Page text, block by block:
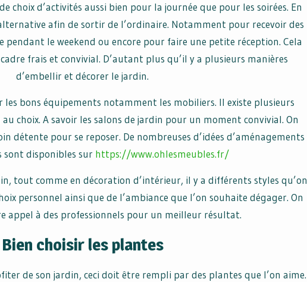
choix d’activités aussi bien pour la journée que pour les soirées. En
afin de sortir de l’ordinaire. Notamment pour recevoir des
pendant le weekend ou encore pour faire une petite réception. Cela
frais et convivial. D’autant plus qu’il y a plusieurs manières
d’embellir et décorer le jardin.
les bons équipements notamment les mobiliers. Il existe plusieurs
choix. A savoir les salons de jardin pour un moment convivial. On
détente pour se reposer. De nombreuses d’idées d’aménagements
sont disponibles sur https://www.ohlesmeubles.fr/
tout comme en décoration d’intérieur, il y a différents styles qu’on
personnel ainsi que de l’ambiance que l’on souhaite dégager. On
appel à des professionnels pour un meilleur résultat.
Bien choisir les plantes
de son jardin, ceci doit être rempli par des plantes que l’on aime.